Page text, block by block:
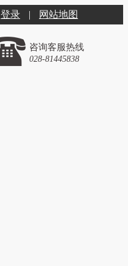
登录 | 网站地图
咨询客服热线
028-81445838